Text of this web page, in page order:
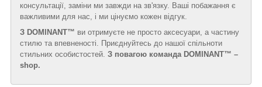
консультації, заміни ми завжди на зв'язку. Ваші побажання є
важливими для нас, і ми цінуємо кожен відгук.
З DOMINANT™ ви отримуєте не просто аксесуари, а частину
стилю та впевненості. Приєднуйтесь до нашої спільноти
стильних особистостей. З повагою команда DOMINANT™ –
shop.